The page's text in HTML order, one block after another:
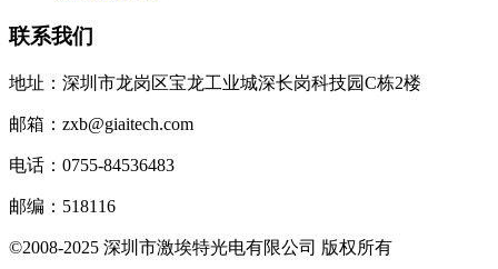
联系我们
地址：深圳市龙岗区宝龙工业城深长岗科技园C栋2楼
邮箱：zxb@giaitech.com
电话：0755-84536483
邮编：518116
©2008-2025 深圳市激埃特光电有限公司 版权所有